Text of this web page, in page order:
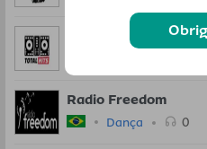
Rede Total Hits
Radio Freedom
Dança 0